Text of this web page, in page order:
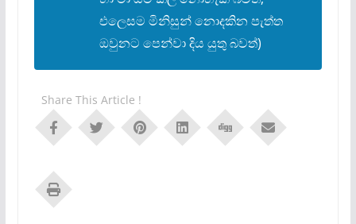
එලෙසම මිනිසුන් නොදකින පැත්ත
ඔවුනට පෙන්වා දිය යුතු බවත්)
Share This Article !